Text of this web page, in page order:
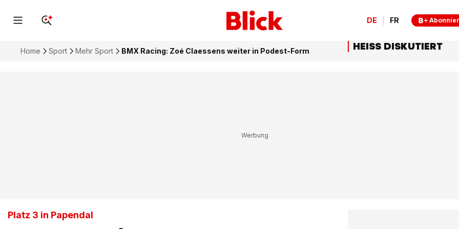
DE FR
Home Sport Mehr Sport BMX Racing: Zoé Claessens weiter in Podest-Form
Platz 3 in Papendal
HEISS DISKUTIERT